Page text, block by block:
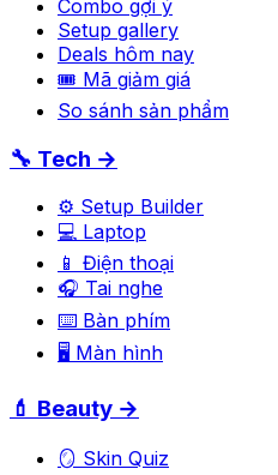
Combo gợi ý
Setup gallery
Deals hôm nay
🎟 Mã giảm giá
So sánh sản phẩm
🔧 Tech →
⚙️ Setup Builder
💻 Laptop
📱 Điện thoại
🎧 Tai nghe
⌨️ Bàn phím
🖥️ Màn hình
💄 Beauty →
🪞 Skin Quiz